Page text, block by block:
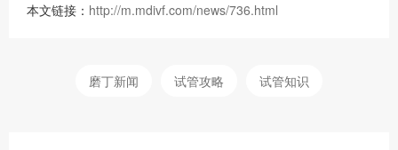
本文链接： http://m.mdivf.com/news/736.html
磨丁新闻 试管攻略 试管知识